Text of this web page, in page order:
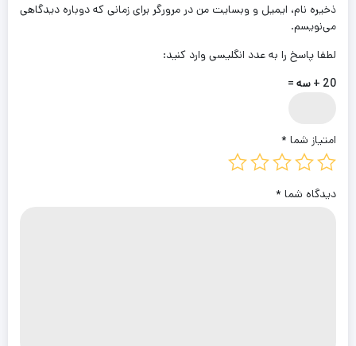
ذخیره نام، ایمیل و وبسایت من در مرورگر برای زمانی که دوباره دیدگاهی
می‌نویسم.
لطفا پاسخ را به عدد انگلیسی وارد کنید:
20 + سه =
امتیاز شما *
دیدگاه شما *